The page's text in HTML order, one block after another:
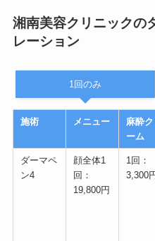
湘南美容クリニックの
レーション
1回のみ
施術 メニュー
麻酔ク
ーム
ダーマペ
ン4
顔全体1
回：
19,800円
1回：
3,300